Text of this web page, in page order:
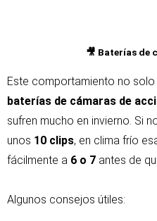
🎥 Baterías de
Este comportamiento no
baterías de cámaras de
sufren mucho en invierno. Si
unos 10 clips, en clima frío
fácilmente a 6 o 7 antes de
Algunos consejos útiles: